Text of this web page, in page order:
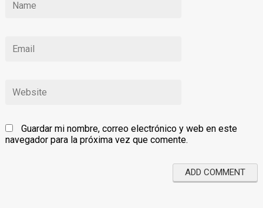
Guardar mi nombre, correo electrónico y web en este
navegador para la próxima vez que comente.